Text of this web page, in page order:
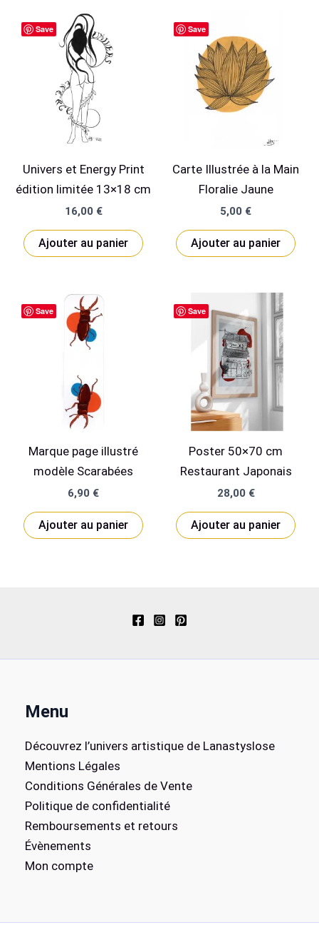
Save
Univers et Energy Print
édition limitée 13×18 cm
16,00 €
Ajouter au panier
Save
Carte Illustrée à la Main
Floralie Jaune
5,00 €
Ajouter au panier
Save
Marque page illustré
modèle Scarabées
6,90 €
Ajouter au panier
Save
Poster 50×70 cm
Restaurant Japonais
28,00 €
Ajouter au panier
Menu
Découvrez l’univers artistique de Lanastyslose
Mentions Légales
Conditions Générales de Vente
Politique de confidentialité
Remboursements et retours
Évènements
Mon compte